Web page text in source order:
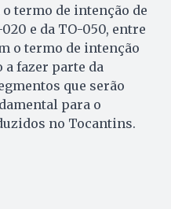
termo de intenção de
e da TO-050, entre
o termo de intenção
a fazer parte da
que serão
para o
no Tocantins.